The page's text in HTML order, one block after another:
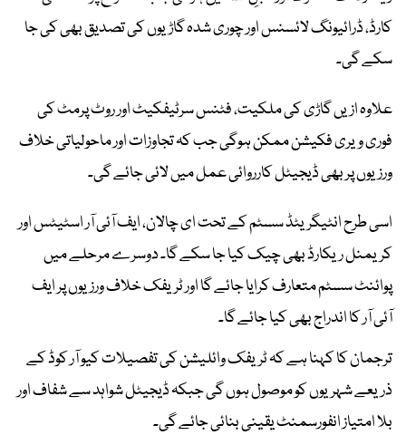
کارڈ، ڈرائیونگ لائسنس اور چوری شدہ گاڑیوں کی تصدیق بھی کی جا
سکے گی۔
علاوہ ازیں گاڑی کی ملکیت، فٹنس سرٹیفکیٹ اور روٹ پرمٹ کی
فوری ویری فکیشن ممکن ہوگی جب کہ تجاوزات اور ماحولیاتی خلاف
ورزیوں پر بھی ڈیجیٹل کارروائی عمل میں لائی جائے گی۔
اسی طرح انٹیگریٹڈ سسٹم کے تحت ای چالان، ایف آئی آر اسٹیٹس اور
کریمنل ریکارڈ بھی چیک کیا جا سکے گا۔ دوسرے مرحلے میں
پوائنٹ سسٹم متعارف کرایا جائے گا اور ٹریفک خلاف ورزیوں پر ایف
آئی آر کا اندراج بھی کیا جائے گا۔
ترجمان کا کہنا ہے کہ ٹریفک وائلیشن کی تفصیلات کیو آر کوڈ کے
ذریعے شہریوں کو موصول ہوں گی جبکہ ڈیجیٹل شواہد سے شفاف اور
بلا امتیاز انفورسمنٹ یقینی بنائی جائے گی۔